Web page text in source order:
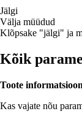
Jälgi
Välja müüdud
Klõpsake "jälgi" ja
Kõik
Toote
Kas vajate nõu